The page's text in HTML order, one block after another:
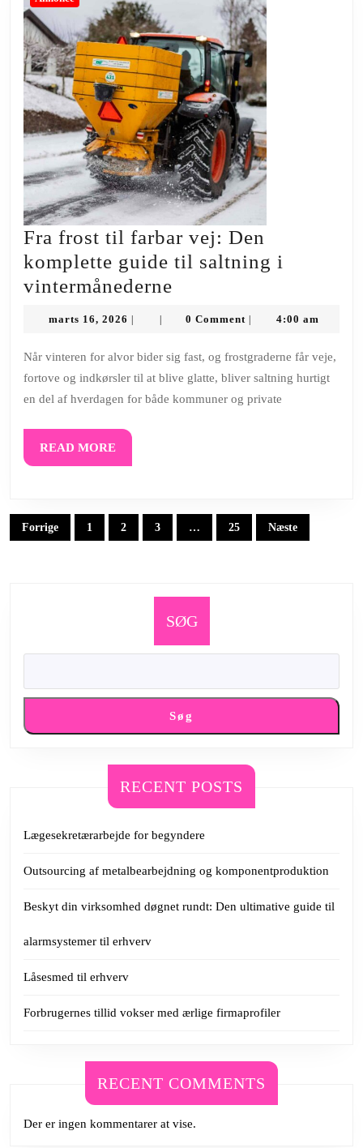
Fra frost til farbar vej: Den
komplette guide til saltning i
vintermånederne
farbar
vej:
Den
marts 16, 2026 marts
0 Comment 4:00 am
Når vinteren for alvor bider sig fast, og frostgraderne får veje,
fortove og indkørsler til at blive glatte, bliver saltning hurtigt
en del af hverdagen for både kommuner og private
READ MOREREAD
MORE
Indlægsinddeling
Forrige 1 2 3 … 25 Næste
SØG
Søg
RECENT POSTS
Lægesekretærarbejde for begyndere
Outsourcing af metalbearbejdning og komponentproduktion
Beskyt din virksomhed døgnet rundt: Den ultimative guide til
alarmsystemer til erhverv
Låsesmed til erhverv
Forbrugernes tillid vokser med ærlige firmaprofiler
RECENT COMMENTS
Der er ingen kommentarer at vise.